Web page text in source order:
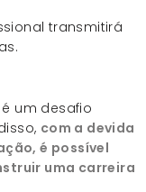
transmitirá
um desafio
com a devida
é possível
uma carreira